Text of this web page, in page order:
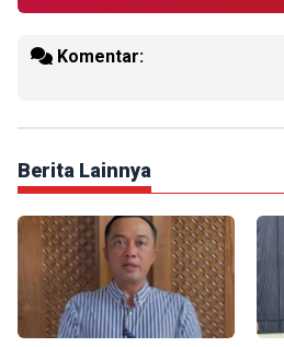
Komentar:
Berita Lainnya